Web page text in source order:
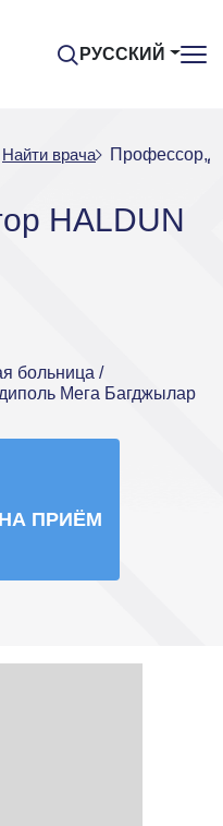
РУССКИЙ
Найти врача
HALDUN
больница /
Мега Багджылар
ПРИЁМ